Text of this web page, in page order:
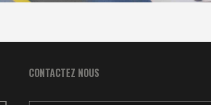
CONTACTEZ NOUS